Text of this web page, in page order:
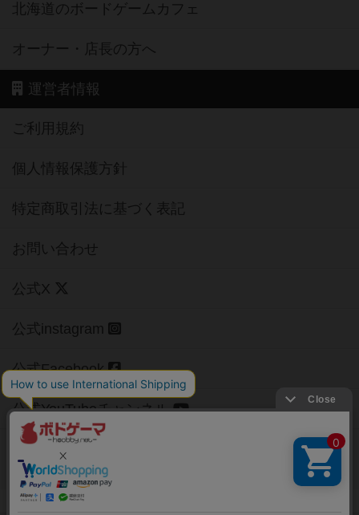
北海道のボードゲームカフェ
オーナー・店長の方へ
運営者情報
ご利用規約
個人情報保護方針
特定商取引法に基づく表記
お問い合わせ
公式X
公式instagram
公式Facebook
公式YouTubeチャンネル